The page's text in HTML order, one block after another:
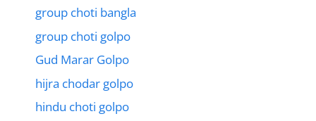
group choti bangla
group choti golpo
Gud Marar Golpo
hijra chodar golpo
hindu choti golpo